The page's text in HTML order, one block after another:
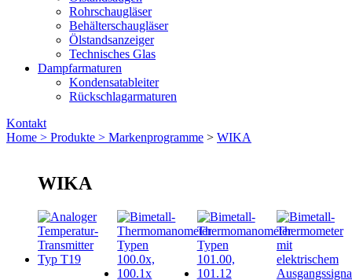
Rohrschaugläser
Behälterschaugläser
Ölstandsanzeiger
Technisches Glas
Dampfarmaturen
Kondensatableiter
Rückschlagarmaturen
Kontakt
Home > Produkte > Markenprogramme > WIKA
WIKA